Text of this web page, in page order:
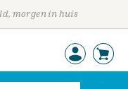
morgen in huis